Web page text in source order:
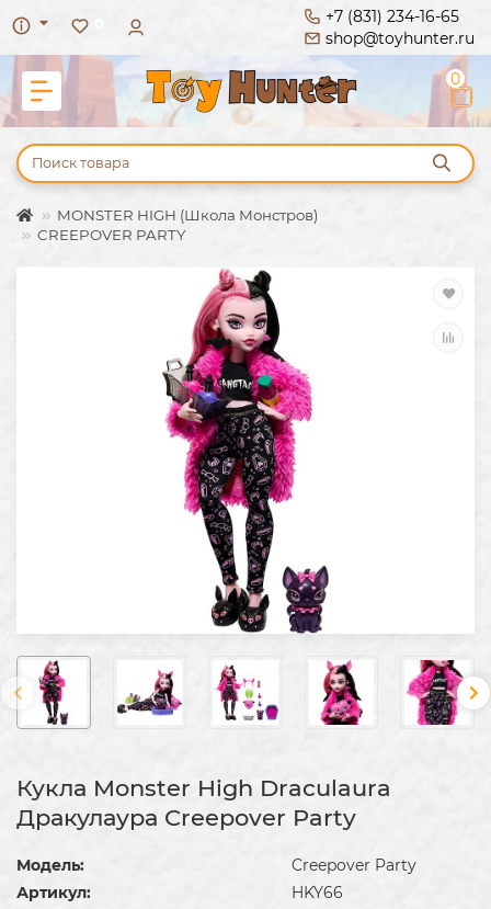
+7 (831) 234-16-65
shop@toyhunter.ru
0
MONSTER HIGH (Школа Монстров)
CREEPOVER PARTY
Кукла Monster High Draculaura
Дракулаура Creepover Party
Модель:
Creepover Party
Артикул:
HKY66